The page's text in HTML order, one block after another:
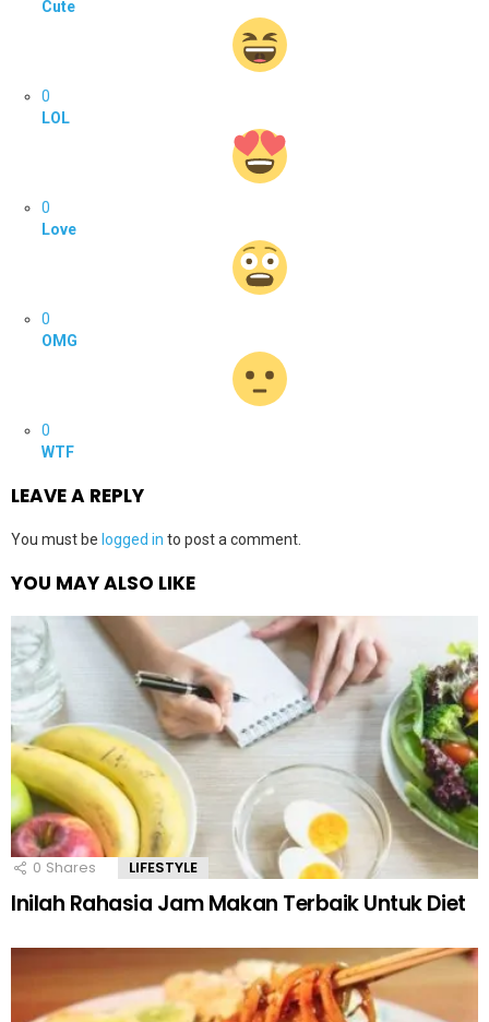
Cute
0
LOL
0
Love
0
OMG
0
WTF
LEAVE A REPLY
You must be logged in to post a comment.
YOU MAY ALSO LIKE
0 Shares LIFESTYLE
Inilah Rahasia Jam Makan Terbaik Untuk Diet